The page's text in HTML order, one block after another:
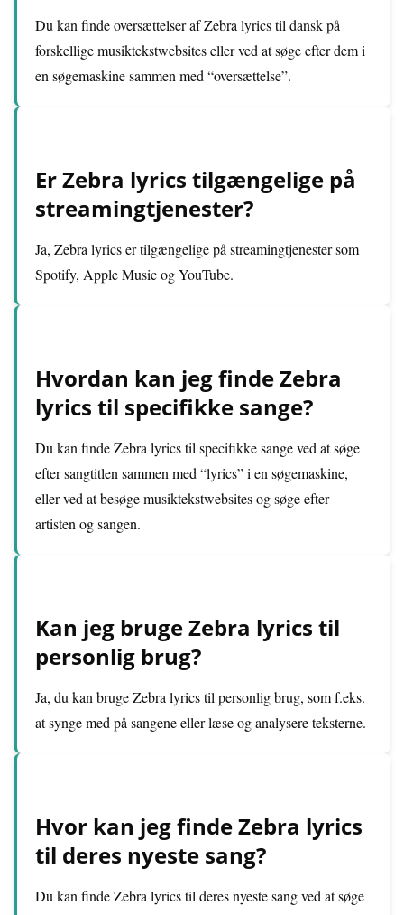
Du kan finde oversættelser af Zebra lyrics til dansk på
forskellige musiktekstwebsites eller ved at søge efter dem i
en søgemaskine sammen med “oversættelse”.
Er Zebra lyrics tilgængelige på
streamingtjenester?
Ja, Zebra lyrics er tilgængelige på streamingtjenester som
Spotify, Apple Music og YouTube.
Hvordan kan jeg finde Zebra
lyrics til specifikke sange?
Du kan finde Zebra lyrics til specifikke sange ved at søge
efter sangtitlen sammen med “lyrics” i en søgemaskine,
eller ved at besøge musiktekstwebsites og søge efter
artisten og sangen.
Kan jeg bruge Zebra lyrics til
personlig brug?
Ja, du kan bruge Zebra lyrics til personlig brug, som f.eks.
at synge med på sangene eller læse og analysere teksterne.
Hvor kan jeg finde Zebra lyrics
til deres nyeste sang?
Du kan finde Zebra lyrics til deres nyeste sang ved at søge